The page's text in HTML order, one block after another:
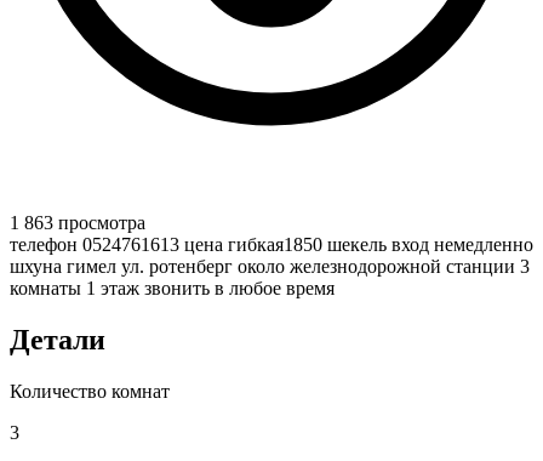
1 863 просмотра
телефон 0524761613 цена гибкая1850 шекель вход немедленно
шхуна гимел ул. ротенберг около железнодорожной станции 3
комнаты 1 этаж звонить в любое время
Детали
Количество комнат
3